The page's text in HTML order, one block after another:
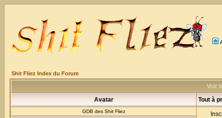
Shit Fliez Index du Forum
Voir
Avatar
Tout à
GDB des Shit Fliez